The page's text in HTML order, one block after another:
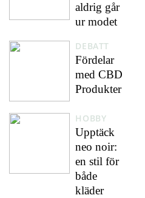
aldrig går
ur modet
DEBATT
Fördelar
med CBD
Produkter
HOBBY
Upptäck
neo noir:
en stil för
både
kläder